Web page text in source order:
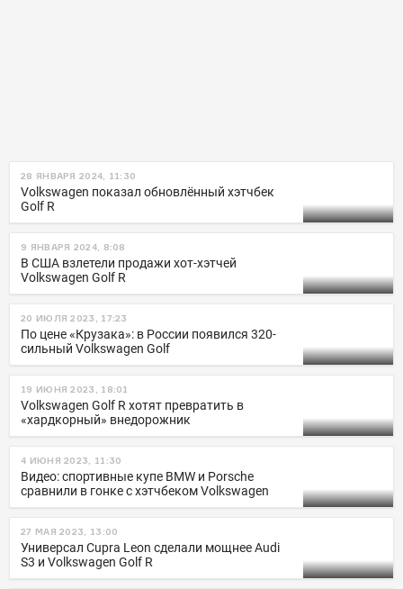
28 ЯНВАРЯ 2024, 11:30
Volkswagen показал обновлённый хэтчбек
Golf R
9 ЯНВАРЯ 2024, 8:08
В США взлетели продажи хот-хэтчей
Volkswagen Golf R
20 ИЮЛЯ 2023, 17:23
По цене «Крузака»: в России появился 320-
сильный Volkswagen Golf
19 ИЮНЯ 2023, 18:01
Volkswagen Golf R хотят превратить в
«хардкорный» внедорожник
4 ИЮНЯ 2023, 11:30
Видео: спортивные купе BMW и Porsche
сравнили в гонке с хэтчбеком Volkswagen
27 МАЯ 2023, 13:00
Универсал Cupra Leon сделали мощнее Audi
S3 и Volkswagen Golf R